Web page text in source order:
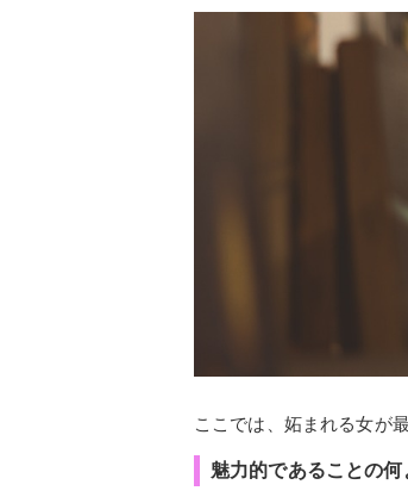
ここでは、妬まれる女が
魅力的であることの